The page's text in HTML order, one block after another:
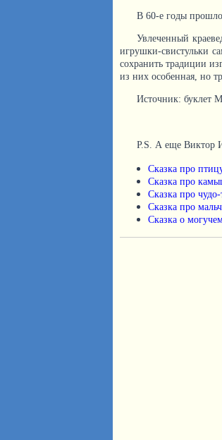
В 60-е годы
Увлеченный
игрушки-свистульки
сохранить традиции
из них особенная, но
Источник: буклет
P.S. А еще Виктор
Сказка про
Сказка про
Сказка про
Сказка про
Сказка о